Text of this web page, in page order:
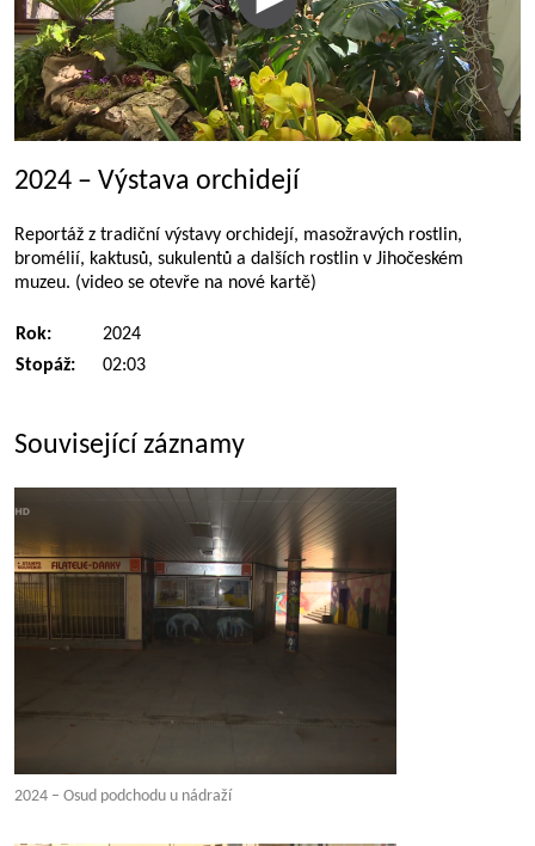
2024 – Výstava orchidejí
Reportáž z tradiční výstavy orchidejí, masožravých rostlin,
bromélií, kaktusů, sukulentů a dalších rostlin v Jihočeském
muzeu. (video se otevře na nové kartě)
Rok:
2024
Stopáž:
02:03
Související záznamy
2024 – Osud podchodu u nádraží